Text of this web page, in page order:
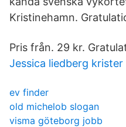
Kristinehamn.
Pris från. 29 kr.
Jessica liedberg
ev finder
old michelob slogan
visma göteborg jobb